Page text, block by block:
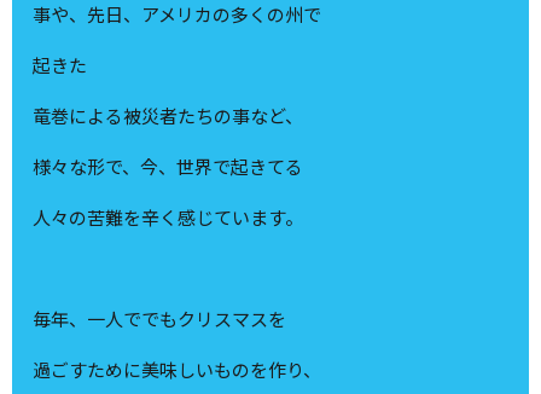
事や、先日、アメリカの多くの州で
起きた
竜巻による被災者たちの事など、
様々な形で、今、世界で起きてる
人々の苦難を辛く感じています。
毎年、一人ででもクリスマスを
過ごすために美味しいものを作り、